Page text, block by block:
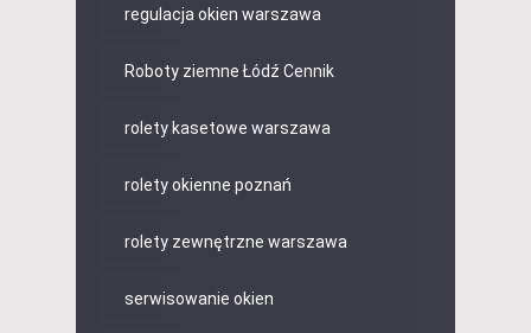
regulacja okien warszawa
Roboty ziemne Łódź Cennik
rolety kasetowe warszawa
rolety okienne poznań
rolety zewnętrzne warszawa
serwisowanie okien